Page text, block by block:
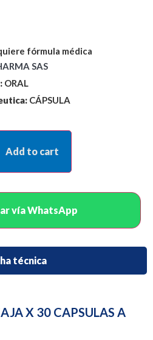
fórmula médica
SAS
ORAL
CÁPSULA
Add to cart
vía WhatsApp
técnica
X 30 CAPSULAS A